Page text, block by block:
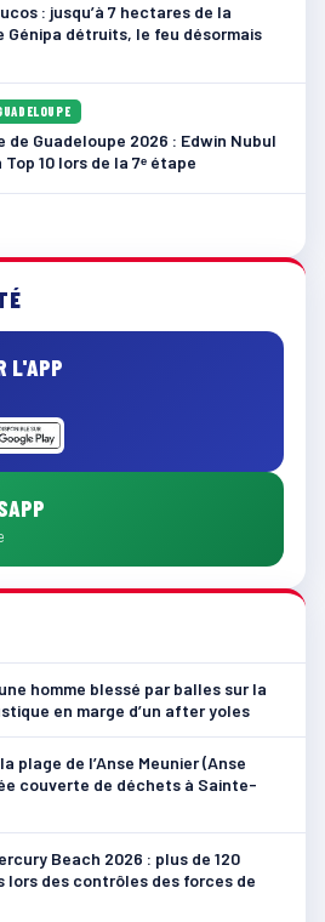
: jusqu’à 7 hectares de la
Génipa détruits, le feu désormais
de Guadeloupe 2026 : Edwin Nubul
10 lors de la 7ᵉ étape
L'APP
homme blessé par balles sur la
en marge d’un after yoles
plage de l’Anse Meunier (Anse
couverte de déchets à Sainte-
Beach 2026 : plus de 120
lors des contrôles des forces de